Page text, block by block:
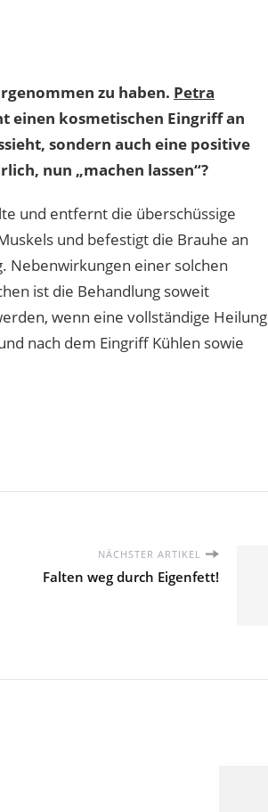
zu haben. Petra
einen kosmetischen Eingriff an
sondern auch eine positive
nun „machen lassen“?
und entfernt die überschüssige
und befestigt die Brauhe an
Nebenwirkungen einer solchen
ist die Behandlung soweit
wenn eine vollständige Heilung
nach dem Eingriff Kühlen sowie
NÄCHSTER ARTIKEL
Falten weg durch Eigenfett!